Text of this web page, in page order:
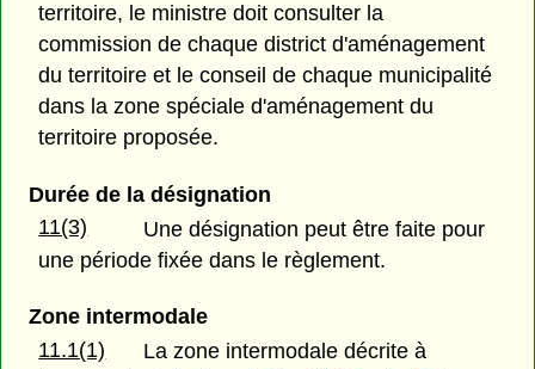
territoire, le ministre doit consulter la
commission de chaque district d'aménagement
du territoire et le conseil de chaque municipalité
dans la zone spéciale d'aménagement du
territoire proposée.
Durée de la désignation
11(3)
Une désignation peut être faite pour
une période fixée dans le règlement.
Zone intermodale
11.1(1)
La zone intermodale décrite à